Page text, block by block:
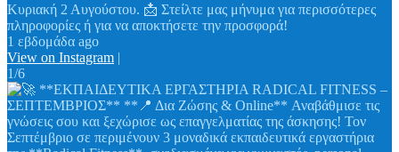
Κυριακή 2 Αυγούστου. 📩 Στείλτε μας μήνυμα για περισσότερες
πληροφορίες ή για να αποκτήσετε την προσφορά!
1 εβδομάδα ago
View on Instagram |
1/6